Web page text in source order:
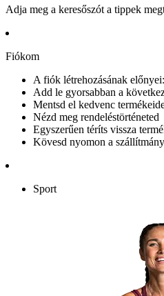
Adja meg a keresőszót a tippek
Fiókom
A fiók létrehozásának előnyei:
Add le gyorsabban a
Mentsd el kedvenc
Nézd meg rendeléstörténeted
Egyszerűen téríts vissza
Kövesd nyomon a
Sport